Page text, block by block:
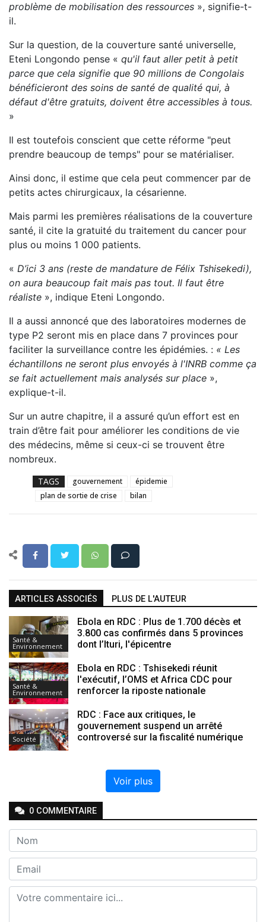
problème de mobilisation des ressources », signifie-t-
il.
Sur la question, de la couverture santé universelle,
Eteni Longondo pense « qu'il faut aller petit à petit
parce que cela signifie que 90 millions de Congolais
bénéficieront des soins de santé de qualité qui, à
défaut d'être gratuits, doivent être accessibles à tous.
»
Il est toutefois conscient que cette réforme "peut
prendre beaucoup de temps" pour se matérialiser.
Ainsi donc, il estime que cela peut commencer par de
petits actes chirurgicaux, la césarienne.
Mais parmi les premières réalisations de la couverture
santé, il cite la gratuité du traitement du cancer pour
plus ou moins 1 000 patients.
« D’ici 3 ans (reste de mandature de Félix Tshisekedi),
on aura beaucoup fait mais pas tout. Il faut être
réaliste », indique Eteni Longondo.
Il a aussi annoncé que des laboratoires modernes de
type P2 seront mis en place dans 7 provinces pour
faciliter la surveillance contre les épidémies. : « Les
échantillons ne seront plus envoyés à l'INRB comme ça
se fait actuellement mais analysés sur place »,
explique-t-il.
Sur un autre chapitre, il a assuré qu’un effort est en
train d’être fait pour améliorer les conditions de vie
des médecins, même si ceux-ci se trouvent être
nombreux.
TAGS gouvernement
épidemie
plan de sortie de crise
bilan
ARTICLES ASSOCIÉS PLUS DE L'AUTEUR
Santé &
Environnement
Ebola en RDC : Plus de 1.700 décès et
3.800 cas confirmés dans 5 provinces
dont l’Ituri, l'épicentre
Santé &
Environnement
Ebola en RDC : Tshisekedi réunit
l'exécutif, l’OMS et Africa CDC pour
renforcer la riposte nationale
Société
RDC : Face aux critiques, le
gouvernement suspend un arrêté
controversé sur la fiscalité numérique
Voir plus
0 COMMENTAIRE